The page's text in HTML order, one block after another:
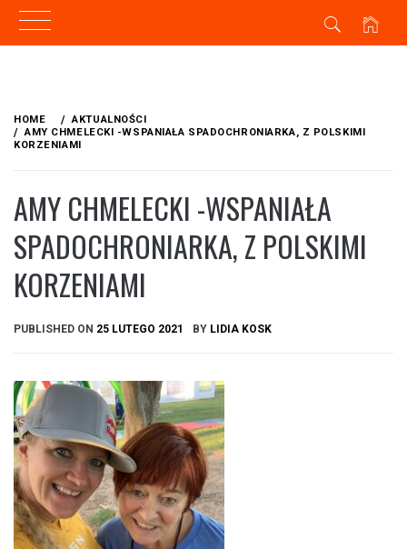
content
HOME
AKTUALNOŚCI
AMY CHMELECKI -WSPANIAŁA SPADOCHRONIARKA, Z POLSKIMI
KORZENIAMI
AMY CHMELECKI -WSPANIAŁA
SPADOCHRONIARKA, Z POLSKIMI
KORZENIAMI
PUBLISHED ON 25 LUTEGO 2021 BY LIDIA KOSK